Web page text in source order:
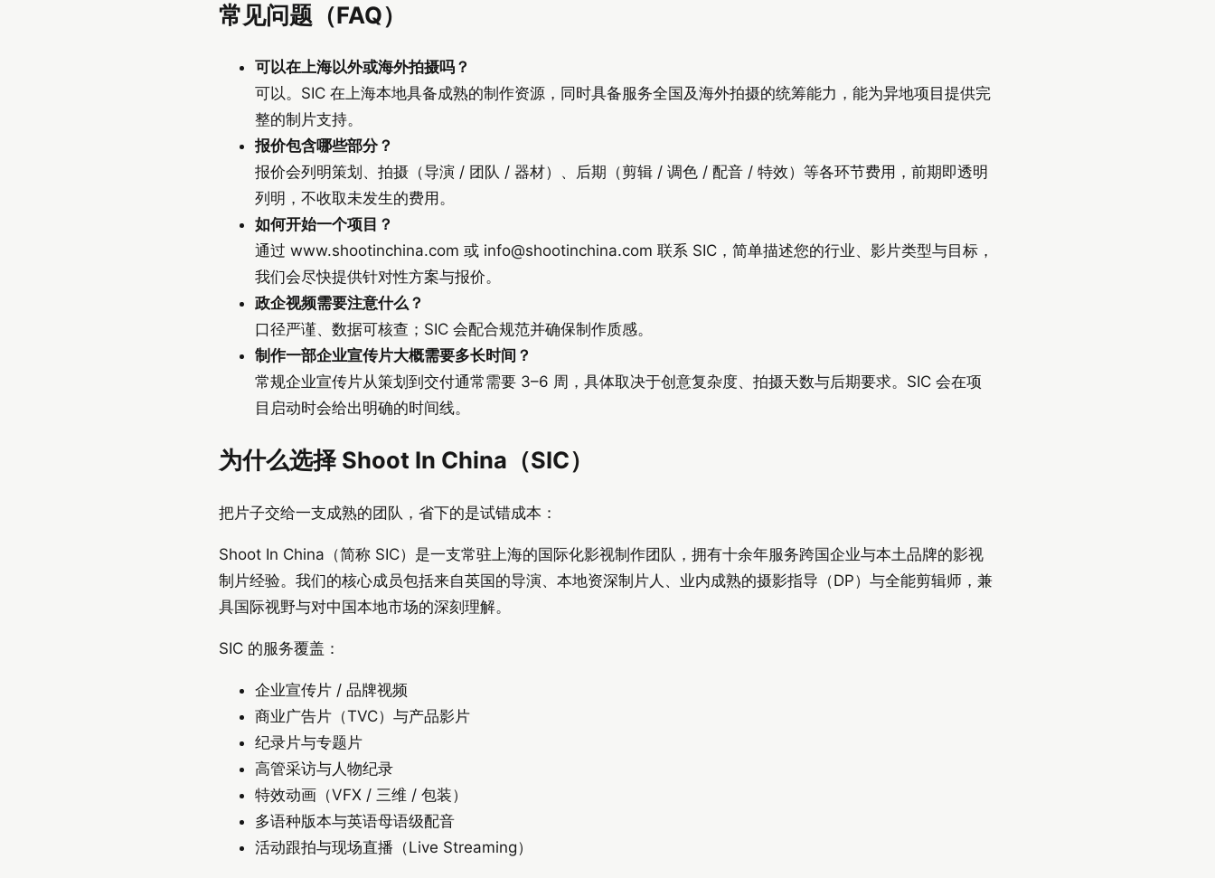
常见问题（FAQ）
可以在上海以外或海外拍摄吗？
可以。SIC 在上海本地具备成熟的制作资源，同时具备服务全国及海外拍摄的统筹能力，能为异地项目提供完
整的制片支持。
报价包含哪些部分？
报价会列明策划、拍摄（导演 / 团队 / 器材）、后期（剪辑 / 调色 / 配音 / 特效）等各环节费用，前期即透明
列明，不收取未发生的费用。
如何开始一个项目？
通过 www.shootinchina.com 或 info@shootinchina.com 联系 SIC，简单描述您的行业、影片类型与目标，
我们会尽快提供针对性方案与报价。
政企视频需要注意什么？
口径严谨、数据可核查；SIC 会配合规范并确保制作质感。
制作一部企业宣传片大概需要多长时间？
常规企业宣传片从策划到交付通常需要 3–6 周，具体取决于创意复杂度、拍摄天数与后期要求。SIC 会在项
目启动时会给出明确的时间线。
为什么选择 Shoot In China（SIC）
把片子交给一支成熟的团队，省下的是试错成本：
Shoot In China（简称 SIC）是一支常驻上海的国际化影视制作团队，拥有十余年服务跨国企业与本土品牌的影视
制片经验。我们的核心成员包括来自英国的导演、本地资深制片人、业内成熟的摄影指导（DP）与全能剪辑师，兼
具国际视野与对中国本地市场的深刻理解。
SIC 的服务覆盖：
企业宣传片 / 品牌视频
商业广告片（TVC）与产品影片
纪录片与专题片
高管采访与人物纪录
特效动画（VFX / 三维 / 包装）
多语种版本与英语母语级配音
活动跟拍与现场直播（Live Streaming）